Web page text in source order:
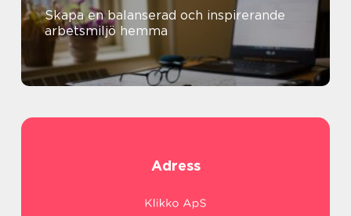
Skapa en balanserad och inspirerande
arbetsmiljö hemma
Adress